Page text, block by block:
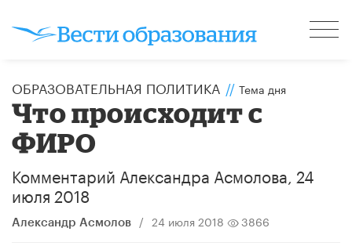
ОБРАЗОВАТЕЛЬНАЯ ПОЛИТИКА // Тема дня
Что происходит с
ФИРО
Комментарий Александра Асмолова, 24
июля 2018
Александр Асмолов / 24 июля 2018 3866